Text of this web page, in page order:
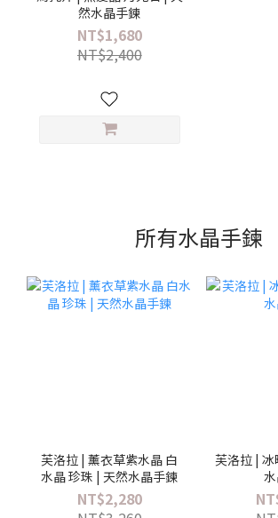
然水晶手鍊
NT$1,680
NT$2,400
所有水晶手鍊
芙洛拉 | 薰衣草紫水晶 白
水晶 珍珠 | 天然水晶手鍊
NT$2,280
芙洛拉 | 冰曜